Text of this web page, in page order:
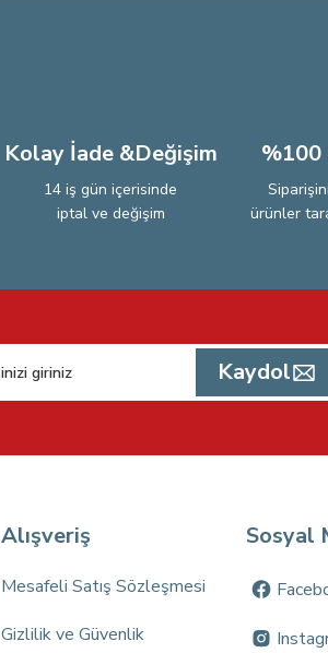
Kolay İade &Değişim
14 iş gün içerisinde
iptal ve değişim
%100
ürünler
Kaydol
Alışveriş
Mesafeli Satış Sözleşmesi
Gizlilik ve Güvenlik
Sosyal